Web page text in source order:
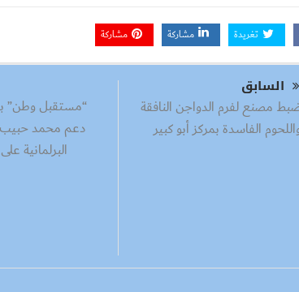
تغريدة مشاركة مشاركة
السابق
مصنع لفرم الدواجن النافقة
الفاسدة بمركز أبو كبير
“مستقبل وطن”
دعم محمد حبيب
البرلمانية